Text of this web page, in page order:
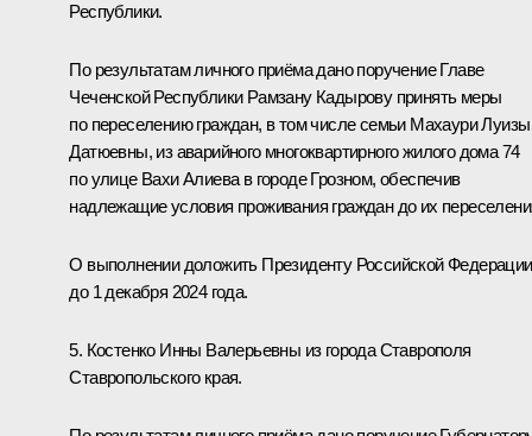
Республики.
По результатам личного приёма дано поручение Главе
Чеченской Республики Рамзану Кадырову принять меры
по переселению граждан, в том числе семьи Махаури Луизы
Датюевны, из аварийного многоквартирного жилого дома 74
по улице Вахи Алиева в городе Грозном, обеспечив
надлежащие условия проживания граждан до их
О выполнении доложить Президенту Российской Федерации
до 1 декабря 2024 года.
5. Костенко Инны Валерьевны из города Ставрополя
Ставропольского края.